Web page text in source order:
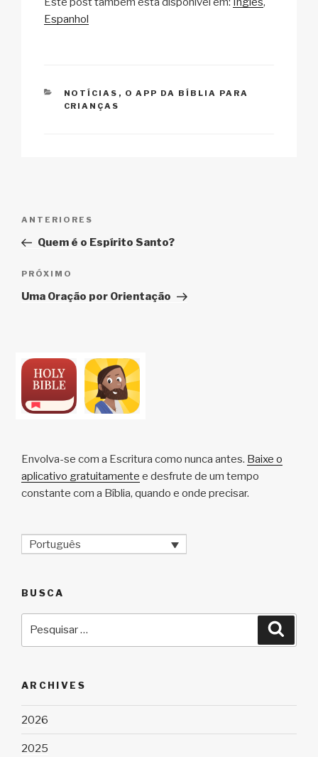
p
k
ail c
o
at
p
a
at
ar
Espanhol
CATEGORIAS
NOTÍCIAS , O APP DA BÍBLIA PARA
CRIANÇAS
Post
Post
anterior
ANTERIORES
Quem é o Espírito Santo?
Próximo
post
PRÓXIMO
Uma Oração por Orientação
Envolva-se com a Escritura como nunca antes. Baixe o
aplicativo gratuitamente e desfrute de um tempo
constante com a Bíblia, quando e onde precisar.
Português
BUSCA
ARCHIVES
2026
2025